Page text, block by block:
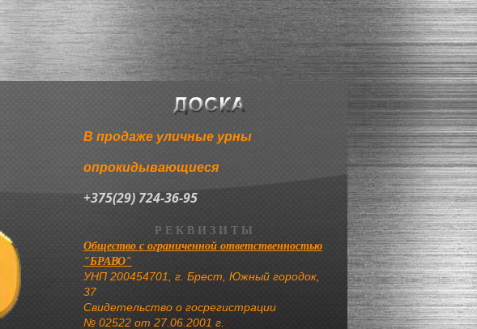
В продаже уличные урны
опрокидывающиеся
+375(29) 724-36-95
Р Е К В И З И Т Ы
Общество с ограниченной ответственностью
"БРАВО"
УНП 200454701, г. Брест, Южный городок,
37
Свидетельство о госрегистрации
№ 02522 от 27.06.2001 г.